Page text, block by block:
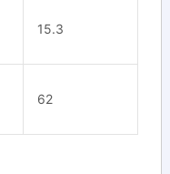
15.3
62